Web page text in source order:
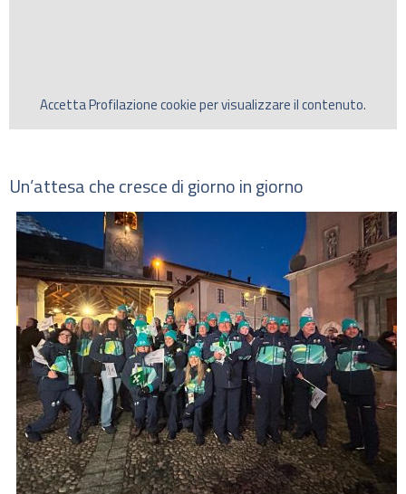
AccettaProfilazionecookie per visualizzare il contenuto.
Un’attesa che cresce di giorno in giorno